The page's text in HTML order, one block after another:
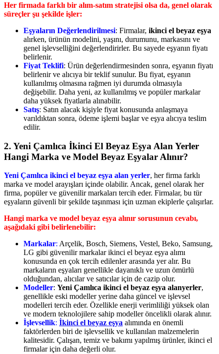
Her firmada farklı bir alım-satım stratejisi olsa da, genel olarak
süreçler şu şekilde işler:
Eşyaların Değerlendirilmesi: Firmalar, ikinci el beyaz eşya
alırken, ürünün modelini, yaşını, durumunu, markasını ve
genel işlevselliğini değerlendirirler. Bu sayede eşyanın fiyatı
belirlenir.
Fiyat Teklifi: Ürün değerlendirmesinden sonra, eşyanın fiyatı
belirlenir ve alıcıya bir teklif sunulur. Bu fiyat, eşyanın
kullanılmış olmasına rağmen iyi durumda olmasıyla
değişebilir. Daha yeni, az kullanılmış ve popüler markalar
daha yüksek fiyatlarla alınabilir.
Satış: Satın alacak kişiyle fiyat konusunda anlaşmaya
varıldıktan sonra, ödeme işlemi başlar ve eşya alıcıya teslim
edilir.
2. Yeni Çamlıca İkinci El Beyaz Eşya Alan Yerler
Hangi Marka ve Model Beyaz Eşyalar Alınır?
Yeni Çamlıca ikinci el beyaz eşya alan yerler, her firma farklı
marka ve model arayışları içinde olabilir. Ancak, genel olarak her
firma, popüler ve güvenilir markaları tercih eder. Firmalar, bu tür
eşyaların güvenli bir şekilde taşınması için uzman ekiplerle çalışırlar.
Hangi marka ve model beyaz eşya alınır sorusunun cevabı,
aşağıdaki gibi belirlenebilir:
Markalar: Arçelik, Bosch, Siemens, Vestel, Beko, Samsung,
LG gibi güvenilir markalar ikinci el beyaz eşya alımı
konusunda en çok tercih edilenler arasında yer alır. Bu
markaların eşyaları genellikle dayanıklı ve uzun ömürlü
olduğundan, alıcılar ve satıcılar için de cazip olur.
Modeller: Yeni Çamlıca ikinci el beyaz eşya alanyerler,
genellikle eski modeller yerine daha güncel ve işlevsel
modelleri tercih eder. Özellikle enerji verimliliği yüksek olan
ve modern teknolojilere sahip modeller öncelikli olarak alınır.
İşlevsellik: İkinci el beyaz eşya alımında en önemli
faktörlerden biri de işlevsellik ve kullanılan malzemelerin
kalitesidir. Çalışan, temiz ve bakımı yapılmış ürünler, ikinci el
firmalar için daha değerli olur.